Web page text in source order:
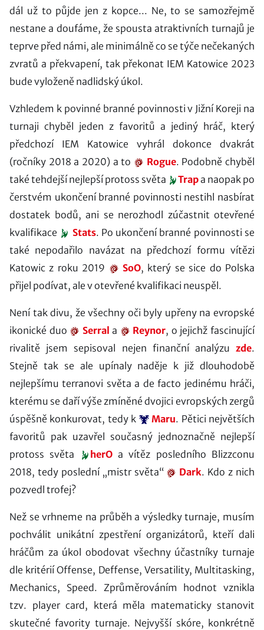
dál už to půjde jen z kopce... Ne, to se samozřejmě
nestane a doufáme, že spousta atraktivních turnajů je
teprve před námi, ale minimálně co se týče nečekaných
zvratů a překvapení, tak překonat IEM Katowice 2023
bude vyloženě nadlidský úkol.
Vzhledem k povinné branné povinnosti v Jižní Koreji na
turnaji chyběl jeden z favoritů a jediný hráč, který
předchozí IEM Katowice vyhrál dokonce dvakrát
(ročníky 2018 a 2020) a to
Rogue. Podobně chyběl
také tehdejší nejlepší protoss světa
Trapa naopak po
čerstvém ukončení branné povinnosti nestihl nasbírat
dostatek bodů, ani se nerozhodl zúčastnit otevřené
kvalifikace
Stats. Po ukončení branné povinnosti se
také nepodařilo navázat na předchozí formu vítězi
Katowic z roku 2019
SoO, který se sice do Polska
přijel podívat, ale v otevřené kvalifikaci neuspěl.
Není tak divu, že všechny oči byly upřeny na evropské
ikonické duo
Serral a Reynor, o jejichž fascinující
rivalitě jsem sepisoval nejen finanční analýzu zde.
Stejně tak se ale upínaly naděje k již dlouhodobě
nejlepšímu terranovi světa a de facto jedinému hráči,
kterému se daří výše zmíněné dvojici evropských zergů
úspěšně konkurovat, tedy k
Maru. Pětici největších
favoritů pak uzavřel současný jednoznačně nejlepší
protoss světa
herOa vítěz posledního Blizzconu
2018, tedy poslední „mistr světa“
Dark. Kdo z nich
pozvedl trofej?
Než se vrhneme na průběh a výsledky turnaje, musím
pochválit unikátní zpestření organizátorů, kteří dali
hráčům za úkol obodovat všechny účastníky turnaje
dle kritérií Offense, Deffense, Versatility, Multitasking,
Mechanics, Speed. Zprůměrováním hodnot vznikla
tzv. player card, která měla matematicky stanovit
skutečné favority turnaje. Nejvyšší skóre, konkrétně